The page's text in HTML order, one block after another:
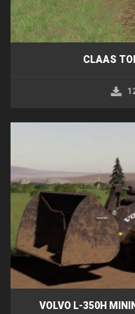
CLAAS
VOLVO L-350H